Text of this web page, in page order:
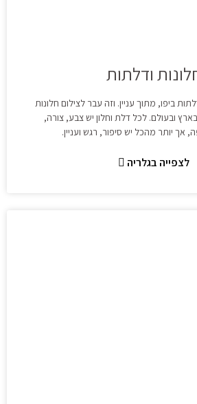
ודלתות
ביפו, מתוך עניין. וזה עבר לצילום חלונות
ובעולם. לכל דלת וחלון יש צבע, צורה,
אך יותר מהכל יש סיפור, רגש ועניין.
לצפייה בגלריה